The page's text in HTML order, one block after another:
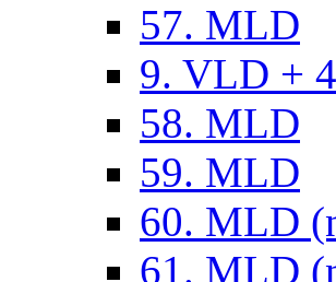
57. MLD
9. VLD +
58. MLD
59. MLD
60. MLD
61. MLD